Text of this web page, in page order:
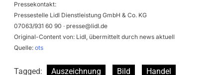
Pressekontakt:
Pressestelle Lidl Dienstleistung GmbH & Co. KG
07063/931 60 90 · presse@lidl.de
Original-Content von: Lidl, übermittelt durch news aktuell
Quelle: ots
Tagged: Auszeichnung Bild
Handel